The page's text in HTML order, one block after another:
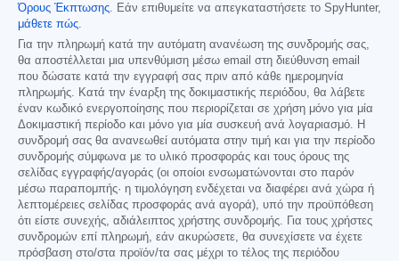
Όρους Έκπτωσης . Εάν επιθυμείτε να απεγκαταστήσετε το SpyHunter,
μάθετε πώς
Για την πληρωμή κατά την αυτόματη ανανέωση της συνδρομής σας,
θα αποστέλλεται μια υπενθύμιση μέσω email στη διεύθυνση email
που δώσατε κατά την εγγραφή σας πριν από κάθε ημερομηνία
πληρωμής. Κατά την έναρξη της δοκιμαστικής περιόδου, θα λάβετε
έναν κωδικό ενεργοποίησης που περιορίζεται σε χρήση μόνο για μία
Δοκιμαστική περίοδο και μόνο για μία συσκευή ανά λογαριασμό. Η
συνδρομή σας θα ανανεωθεί αυτόματα στην τιμή και για την περίοδο
συνδρομής σύμφωνα με το υλικό προσφοράς και τους όρους της
σελίδας εγγραφής/αγοράς (οι οποίοι ενσωματώνονται στο παρόν
μέσω παραπομπής· η τιμολόγηση ενδέχεται να διαφέρει ανά χώρα ή
λεπτομέρειες σελίδας προσφοράς ανά αγορά), υπό την προϋπόθεση
ότι είστε συνεχής, αδιάλειπτος χρήστης συνδρομής. Για τους χρήστες
συνδρομών επί πληρωμή, εάν ακυρώσετε, θα συνεχίσετε να έχετε
πρόσβαση στο/στα προϊόν/τα σας μέχρι το τέλος της περιόδου